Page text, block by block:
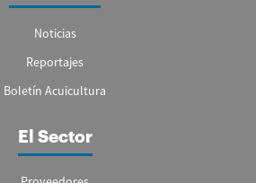
Noticias
Reportajes
Boletín Acuicultura
El Sector